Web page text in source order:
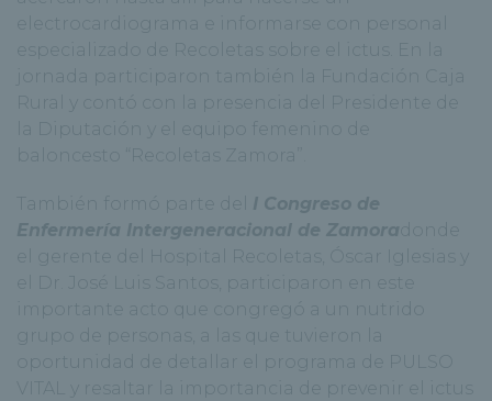
electrocardiograma e informarse con personal
especializado de Recoletas sobre el ictus. En la
jornada participaron también la Fundación Caja
Rural y contó con la presencia del Presidente de
la Diputación y el equipo femenino de
baloncesto “Recoletas Zamora”.
También formó parte del I Congreso de
Enfermería Intergeneracional de Zamora donde
el gerente del Hospital Recoletas, Óscar Iglesias y
el Dr. José Luis Santos, participaron en este
importante acto que congregó a un nutrido
grupo de personas, a las que tuvieron la
oportunidad de detallar el programa de PULSO
VITAL y resaltar la importancia de prevenir el ictus